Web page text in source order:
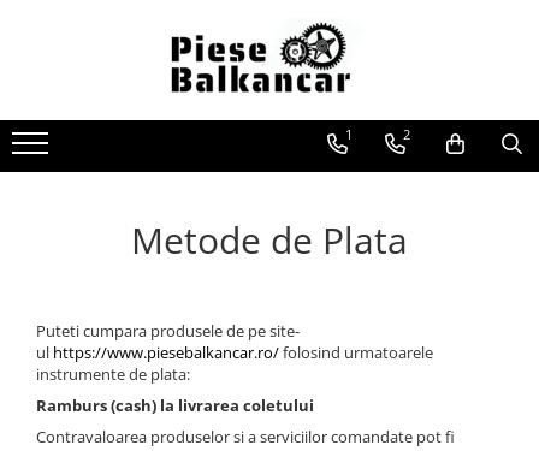
Piese de schimb Balkancar
Filtre
Filtre aer
Filtre ulei motor
Filtre transmisie
Punte fata
Planetare
Sisteme Balkancar
Sistem racire
Pompe apa
Sistem electric
Alternatoare
Piese motor Balkancar
D 2500
D 3900
Anvelope pneumatice
Anvelope pline superelastice
1 2
Metode de Plata
Puteti cumpara produsele de pe site-
ul https://www.piesebalkancar.ro/folosind urmatoarele
instrumente de plata:
Ramburs (cash) la livrarea coletului
Contravaloarea produselor si a serviciilor comandate pot fi